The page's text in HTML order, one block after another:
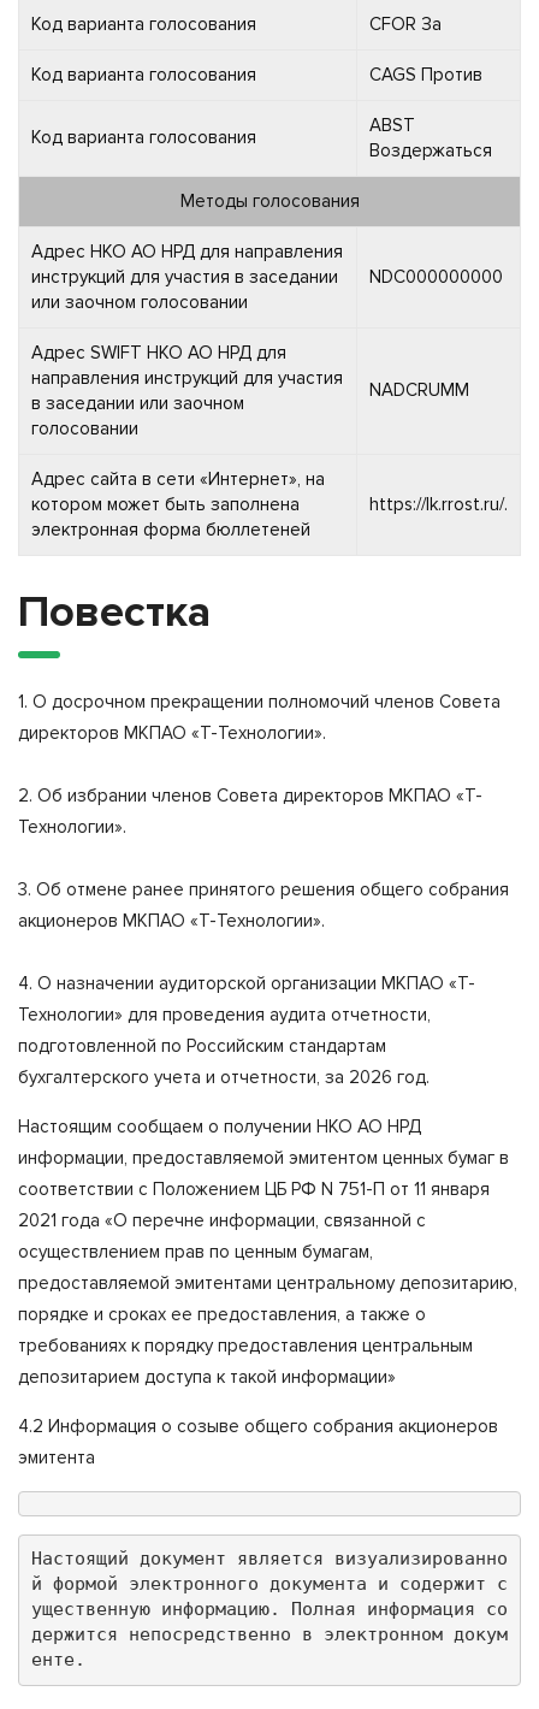
Код варианта голосования CFOR За
Код варианта голосования CAGS Против
Код варианта голосования
ABST
Воздержаться
Методы голосования
Адрес НКО АО НРД для направления
инструкций для участия в заседании
или заочном голосовании
NDC000000000
Адрес SWIFT НКО АО НРД для
направления инструкций для участия
в заседании или заочном
голосовании
NADCRUMM
Адрес сайта в сети «Интернет», на
котором может быть заполнена
электронная форма бюллетеней
https://lk.rrost.ru/.
Повестка
1. О досрочном прекращении полномочий членов Совета
директоров МКПАО «Т-Технологии».
2. Об избрании членов Совета директоров МКПАО «Т-
Технологии».
3. Об отмене ранее принятого решения общего собрания
акционеров МКПАО «Т-Технологии».
4. О назначении аудиторской организации МКПАО «Т-
Технологии» для проведения аудита отчетности,
подготовленной по Российским стандартам
бухгалтерского учета и отчетности, за 2026 год.
Настоящим сообщаем о получении НКО АО НРД
информации, предоставляемой эмитентом ценных бумаг в
соответствии с Положением ЦБ РФ N 751-П от 11 января
2021 года «О перечне информации, связанной с
осуществлением прав по ценным бумагам,
предоставляемой эмитентами центральному депозитарию,
порядке и сроках ее предоставления, а также о
требованиях к порядку предоставления центральным
депозитарием доступа к такой информации»
4.2 Информация о созыве общего собрания акционеров
эмитента
Настоящий документ является визуализированно
й формой электронного документа и содержит с
ущественную информацию. Полная информация со
держится непосредственно в электронном докум
енте.